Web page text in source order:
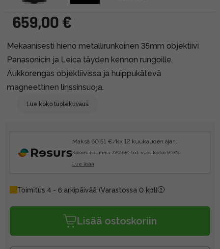
659,00 €
Mekaanisesti hieno metallirunkoinen 35mm objektiivi
Panasonicin ja Leica täyden kennon rungoille.
Aukkorengas objektiivissa ja huippukätevä
magneettinen linssinsuoja.
Lue koko tuotekuvaus
Maksa 60.51 €/kk 12 kuukauden ajan.
Kokonaissumma 720.6€, tod. vuosikorko 9.13%.
Lue lisää
Toimitus 4 - 6 arkipäivää (Varastossa 0 kpl)
Lisää ostoskoriin